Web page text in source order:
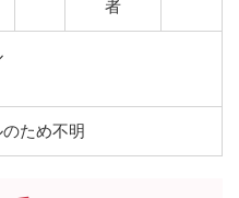
者
ため不明